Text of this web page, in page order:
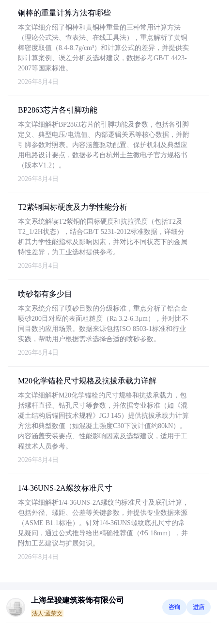
铜棒的重量计算方法有哪些
本文详细介绍了铜棒和黄铜棒重量的三种常用计算方法
（理论公式法、查表法、在线工具法），重点解析了黄铜
棒密度取值（8.4-8.7g/cm³）和计算公式的差异，并提供实
际计算案例、误差分析及选材建议，数据参考GB/T 4423-
2007等国家标准。
2026年8月4日
BP2863芯片各引脚功能
本文详细解析BP2863芯片的引脚功能及参数，包括各引脚
定义、典型电压/电流值、内部逻辑关系等核心数据，并附
引脚参数对照表。内容涵盖驱动配置、保护机制及典型应
用电路设计要点，数据参考自杭州士兰微电子官方规格书
（版本V1.2）。
2026年8月4日
T2紫铜国标硬度及力学性能分析
本文系统解读T2紫铜的国标硬度和抗拉强度（包括T2及
T2_1/2H状态），结合GB/T 5231-2012标准数据，详细分
析其力学性能指标及影响因素，并对比不同状态下的金属
特性差异，为工业选材提供参考。
2026年8月4日
喷砂都有多少目
本文系统介绍了喷砂目数的分级标准，重点分析了铝合金
喷砂200目对应的表面粗糙度（Ra 3.2-6.3μm），并对比不
同目数的应用场景。数据来源包括ISO 8503-1标准和行业
实践，帮助用户根据需求选择合适的喷砂参数。
2026年8月4日
M20化学锚栓尺寸规格及抗拔承载力详解
本文详细解析M20化学锚栓的尺寸规格和抗拔承载力，包
括螺杆直径、钻孔尺寸等参数，并依据专业标准（如《混
凝土结构后锚固技术规程》JGJ 145）提供抗拔承载力计算
方法和典型数值（如混凝土强度C30下设计值约80kN）。
内容涵盖安装要点、性能影响因素及选型建议，适用于工
程技术人员参考。
2026年8月4日
1/4-36UNS-2A螺纹标准尺寸
本文详细解析1/4-36UNS-2A螺纹的标准尺寸及底孔计算，
包括外径、螺距、公差等关键参数，并提供专业数据来源
（ASME B1.1标准）。针对1/4-36UNS螺纹底孔尺寸的常
见疑问，通过公式推导给出精确推荐值（Φ5.18mm），并
附加工艺建议与扩展知识。
2026年8月4日
上海呈骏建筑装饰有限公司
法人:孟荣文
咨询 进店